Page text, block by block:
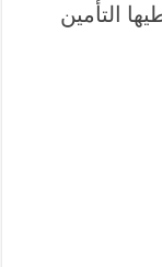
التأمين